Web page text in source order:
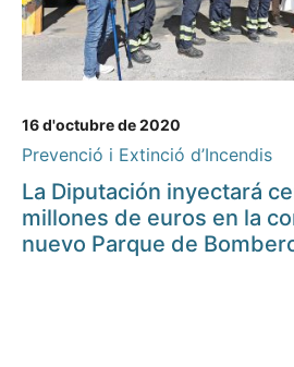
16 d'octubre de 2020
Prevenció i Extinció d’Incendis
La Diputación inyectará
millones de euros en la
nuevo Parque de